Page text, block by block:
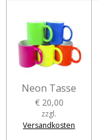
Neon Tasse
€ 20,00
zzgl.
Versandkosten